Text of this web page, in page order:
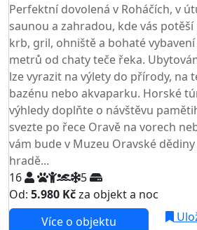
Perfektní dovolená v Roháčích, v
saunou a zahradou, kde vás
krb, gril, ohniště a bohaté
metrů od chaty teče řeka.
lze vyrazit na výlety do přírody, na
bazénu nebo akvaparku. Horské
výhledy doplňte o návštěvu
svezte po řece Oravě na vorech
vám bude v Muzeu Oravské
hradě...
16
5
Od: 5.980 Kčza objekt a noc
Více o objektu